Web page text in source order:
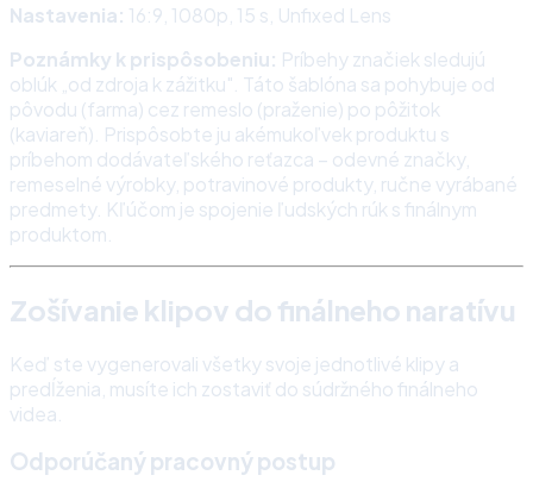
Nastavenia: 16:9, 1080p, 15 s, Unfixed Lens
Poznámky k prispôsobeniu: Príbehy značiek sledujú
oblúk „od zdroja k zážitku". Táto šablóna sa pohybuje od
pôvodu (farma) cez remeslo (praženie) po pôžitok
(kaviareň). Prispôsobte ju akémukoľvek produktu s
príbehom dodávateľského reťazca – odevné značky,
remeselné výrobky, potravinové produkty, ručne vyrábané
predmety. Kľúčom je spojenie ľudských rúk s finálnym
produktom.
Zošívanie klipov do finálneho naratívu
Keď ste vygenerovali všetky svoje jednotlivé klipy a
predĺženia, musíte ich zostaviť do súdržného finálneho
videa.
Odporúčaný pracovný postup